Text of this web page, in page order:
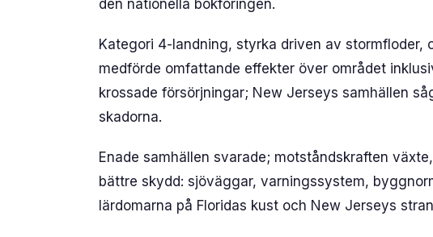
den nationella bokföringen.
Kategori 4-landning, styrka driven av stormfloder,
medförde omfattande effekter över området
krossade försörjningar; New Jerseys samhällen
skadorna.
Enade samhällen svarade; motståndskraften
bättre skydd: sjöväggar, varningssystem,
lärdomarna på Floridas kust och New Jerseys